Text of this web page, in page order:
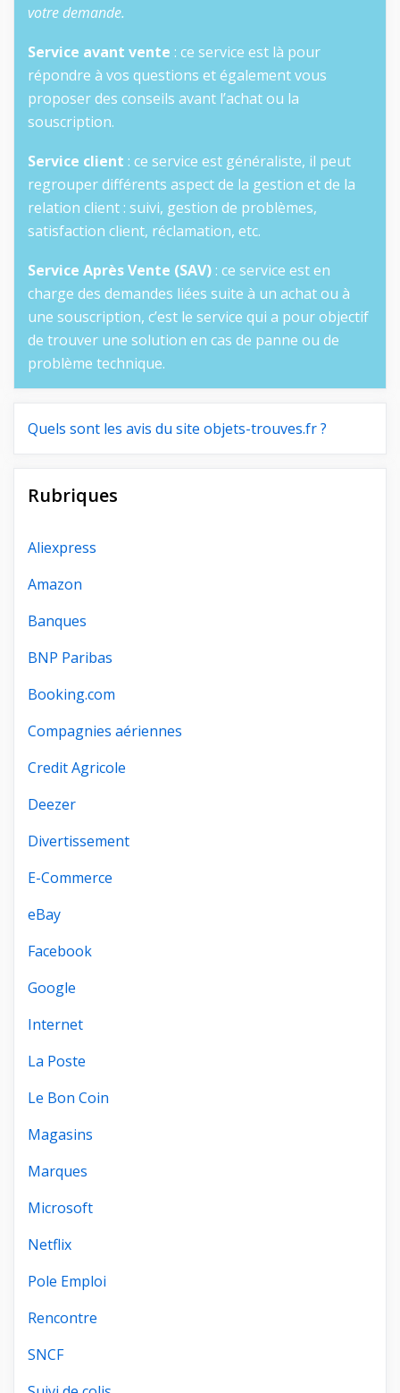
votre demande.
Service avant vente : ce service est là pour
répondre à vos questions et également vous
proposer des conseils avant l’achat ou la
souscription.
Service client : ce service est généraliste, il peut
regrouper différents aspect de la gestion et de la
relation client : suivi, gestion de problèmes,
satisfaction client, réclamation, etc.
Service Après Vente (SAV) : ce service est en
charge des demandes liées suite à un achat ou à
une souscription, c’est le service qui a pour objectif
de trouver une solution en cas de panne ou de
problème technique.
Quels sont les avis du site objets-trouves.fr ?
Rubriques
Aliexpress
Amazon
Banques
BNP Paribas
Booking.com
Compagnies aériennes
Credit Agricole
Deezer
Divertissement
E-Commerce
eBay
Facebook
Google
Internet
La Poste
Le Bon Coin
Magasins
Marques
Microsoft
Netflix
Pole Emploi
Rencontre
SNCF